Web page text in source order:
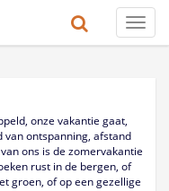
Toggle
onze vakantie gaat,
ontspanning, afstand
ons is de zomervakantie
rust in de bergen, of
groen, of op een gezellige